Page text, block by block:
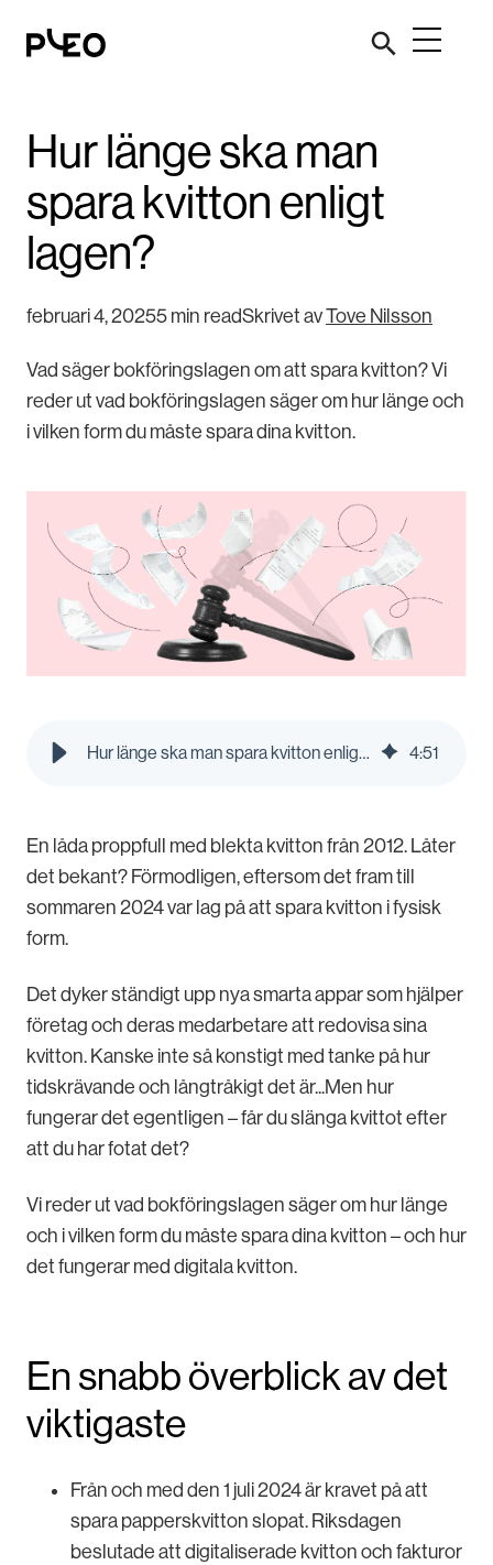
Hur länge ska man
spara kvitton enligt
lagen?
februari 4, 20255 min readSkrivet avTove Nilsson
Vad säger bokföringslagen om att spara kvitton? Vi
reder ut vad bokföringslagen säger om hur länge och
i vilken form du måste spara dina kvitton.
Hur länge ska man spara kvitton enligt lagen? | Pleo Blog 4:51
En låda proppfull med blekta kvitton från 2012. Låter
det bekant? Förmodligen, eftersom det fram till
sommaren 2024 var lag på att spara kvitton i fysisk
form.
Det dyker ständigt upp nya smarta appar som hjälper
företag och deras medarbetare att redovisa sina
kvitton. Kanske inte så konstigt med tanke på hur
tidskrävande och långtråkigt det är...Men hur
fungerar det egentligen – får du slänga kvittot efter
att du har fotat det?
Vi reder ut vad bokföringslagen säger om hur länge
och i vilken form du måste spara dina kvitton – och hur
det fungerar med digitala kvitton.
En snabb överblick av det
viktigaste
Från och med den 1 juli 2024 är kravet på att
spara papperskvitton slopat. Riksdagen
beslutade att digitaliserade kvitton och fakturor